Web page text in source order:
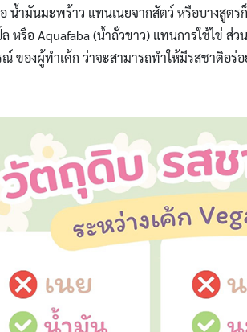
น้ำมันมะพร้าว แทนเนยจากสัตว์ หรือบางสูตร
หรือ Aquafaba (น้ำถั่วขาว) แทนการใช้ไข่
ของผู้ทำเค้ก ว่าจะสามารถทำให้มีรสชาติอ